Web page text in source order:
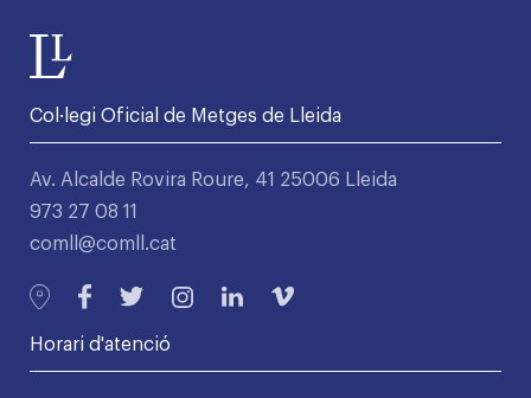
Col·legi Oficial de Metges de Lleida
Av. Alcalde Rovira Roure, 41 25006 Lleida
973 27 08 11
comll@comll.cat
Horari d'atenció